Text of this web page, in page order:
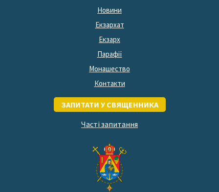
Новини
Екзархат
Екзарх
Парафії
Монашество
Контакти
ЗАПИТАТИ У СВЯЩЕННИКА
Часті запитання